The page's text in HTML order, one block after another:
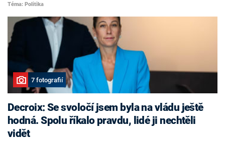
Téma: Politika
7 fotografií
Decroix: Se svoločí jsem byla na vládu ještě
hodná. Spolu říkalo pravdu, lidé ji nechtěli
vidět